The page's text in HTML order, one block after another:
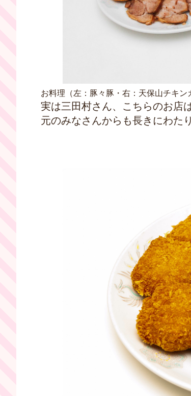
お料理（左：豚々豚・右：天保山チキン
実は三田村さん、こちらのお店
元のみなさんからも長きにわた